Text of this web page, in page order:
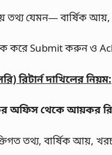
তথ্য যেমন— বার্ষিক আয়,
করে Submit করুন ও
রিটার্ন দাখিলের নিয়ম:
অফিস থেকে আয়কর
তথ্য, বার্ষিক আয়,